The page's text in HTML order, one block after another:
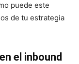
puede este
de tu estrategia
el inbound